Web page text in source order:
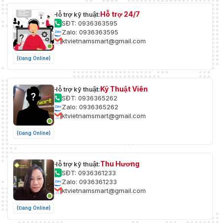
(Đang Online)
Hỗ trợ kỹ thuật:Hỗ trợ 24/7
SĐT: 0936363595
Zalo: 0936363595
ktvietnamsmart@gmail.com
(Đang Online)
Hỗ trợ kỹ thuật:Kỹ Thuật Viên
SĐT: 0936365262
Zalo: 0936365262
ktvietnamsmart@gmail.com
(Đang Online)
Hỗ trợ kỹ thuật:Thu Hương
SĐT: 0936361233
Zalo: 0936361233
ktvietnamsmart@gmail.com